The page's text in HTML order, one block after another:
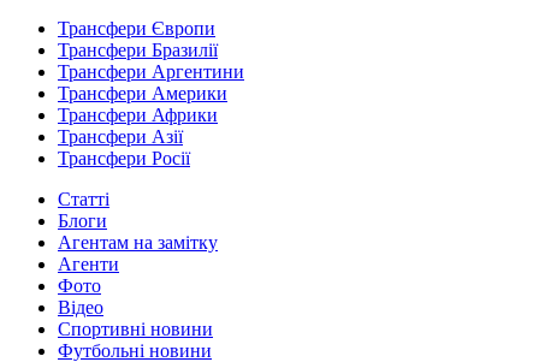
Трансфери Європи
Трансфери Бразилії
Трансфери Аргентини
Трансфери Америки
Трансфери Африки
Трансфери Азії
Трансфери Росії
Статті
Блоги
Агентам на замітку
Агенти
Фото
Відео
Спортивні новини
Футбольні новини